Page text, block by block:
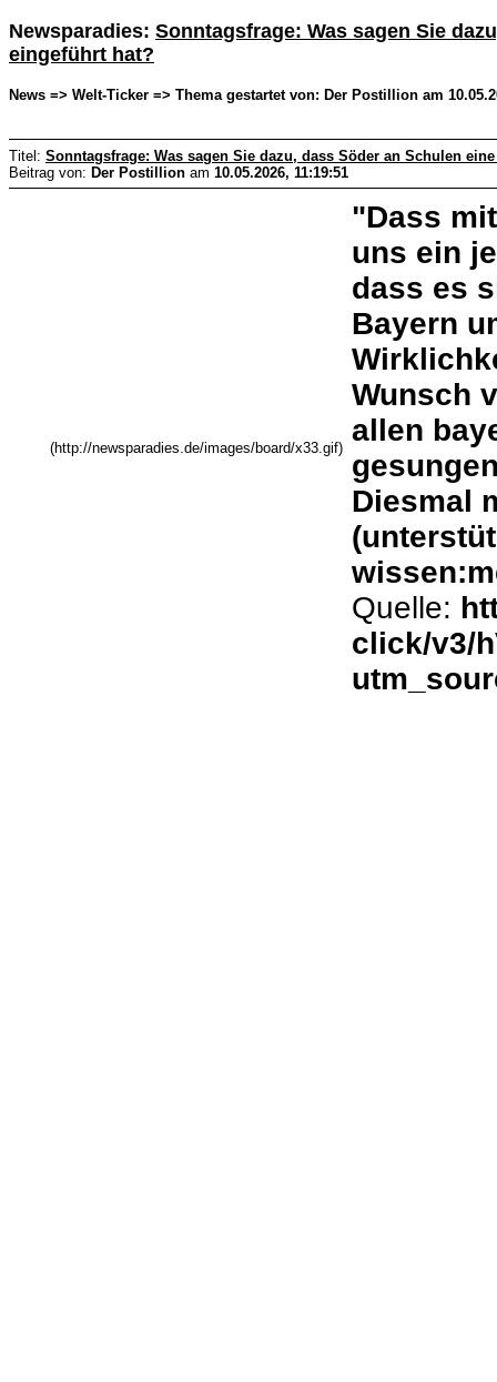
Newsparadies: Sonntagsfrage: Was sagen Sie
eingeführt hat?
News => Welt-Ticker => Thema gestartet von: Der Postillion am
Titel: Sonntagsfrage: Was sagen Sie dazu, dass Söder an Schulen
Beitrag von: Der Postillion am 10.05.2026, 11:19:51
(http://newsparadies.de/images/board/x33.gif)
"Dass
uns ein
dass es
Bayern
Wunsch
allen
Diesmal
Quelle:
click/v3/